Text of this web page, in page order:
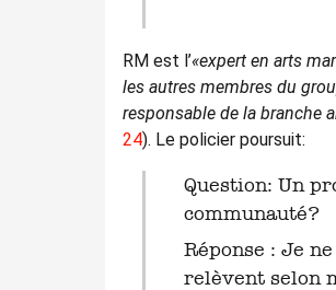
RM est l’«expert en arts
les autres membres du
responsable de la branche
24). Le policier poursuit:
Question: Un projet politique présidait donc à l’existence de cette
communauté?
Réponse : Je
relèvent selon